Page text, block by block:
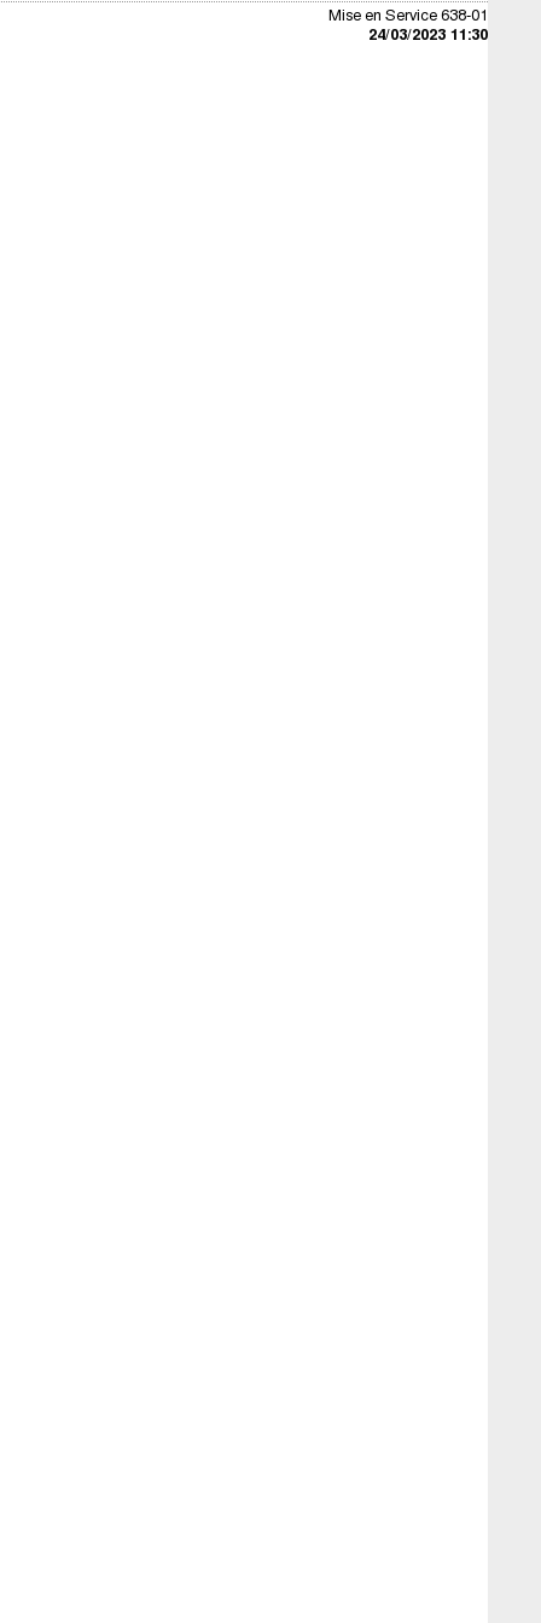
Mise en Service 638-01
24/03/2023 11:30